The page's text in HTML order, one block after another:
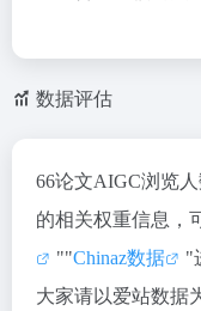
数据评估
66论文AIGC浏览
的相关权重信息，
""Chinaz数据
"
大家请以爱站数据